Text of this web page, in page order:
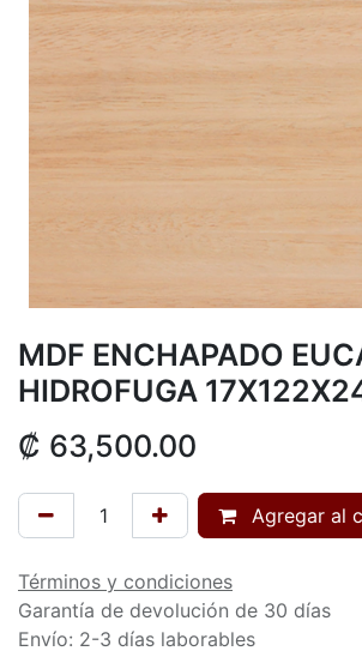
MDF ENCHAPADO
HIDROFUGA
₡ 63,500.00
Agregar al
Términos y condiciones
Garantía de devolución de 30 días
Envío: 2-3 días laborables